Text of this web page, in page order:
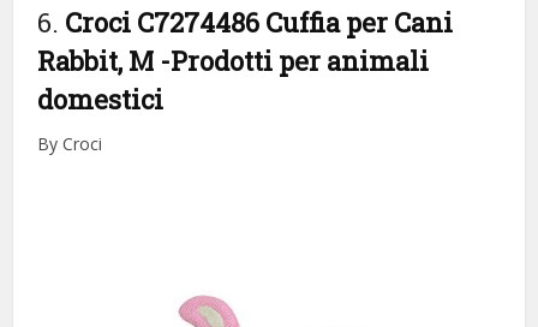
6. Croci C7274486 Cuffia per Cani
Rabbit, M -Prodotti per animali
domestici
By Croci